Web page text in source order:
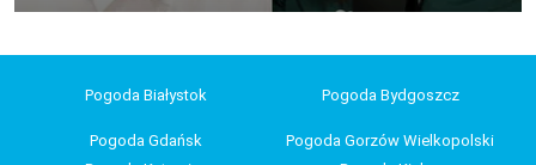
Pogoda Białystok Pogoda Bydgoszcz
Pogoda Gdańsk
Pogoda Gorzów Wielkopolski